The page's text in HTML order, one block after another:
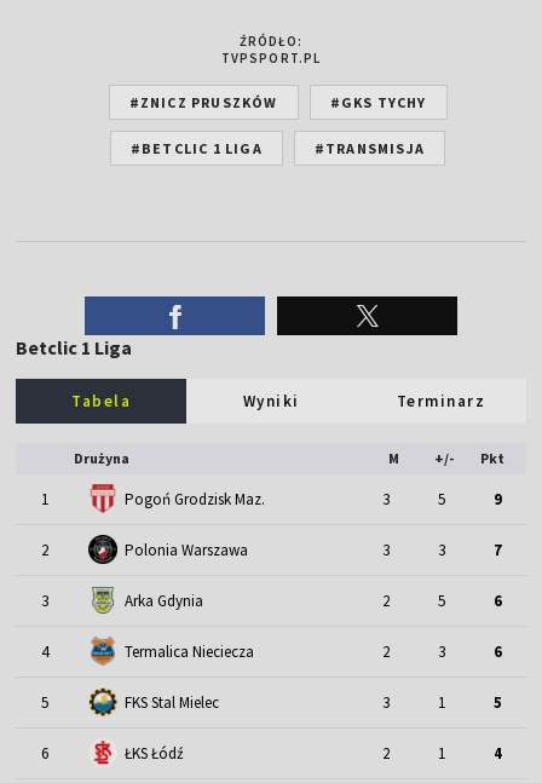
ŹRÓDŁO:
TVPSPORT.PL
#ZNICZ PRUSZKÓW #GKS TYCHY
#BETCLIC 1 LIGA #TRANSMISJA
Betclic 1 Liga
Tabela Wyniki Terminarz
Drużyna M +/- Pkt
1 Pogoń Grodzisk Maz. 3 5 9
2 Polonia Warszawa 3 3 7
3 Arka Gdynia 2 5 6
4 Termalica Nieciecza 2 3 6
5 FKS Stal Mielec 3 1 5
6 ŁKS Łódź 2 1 4